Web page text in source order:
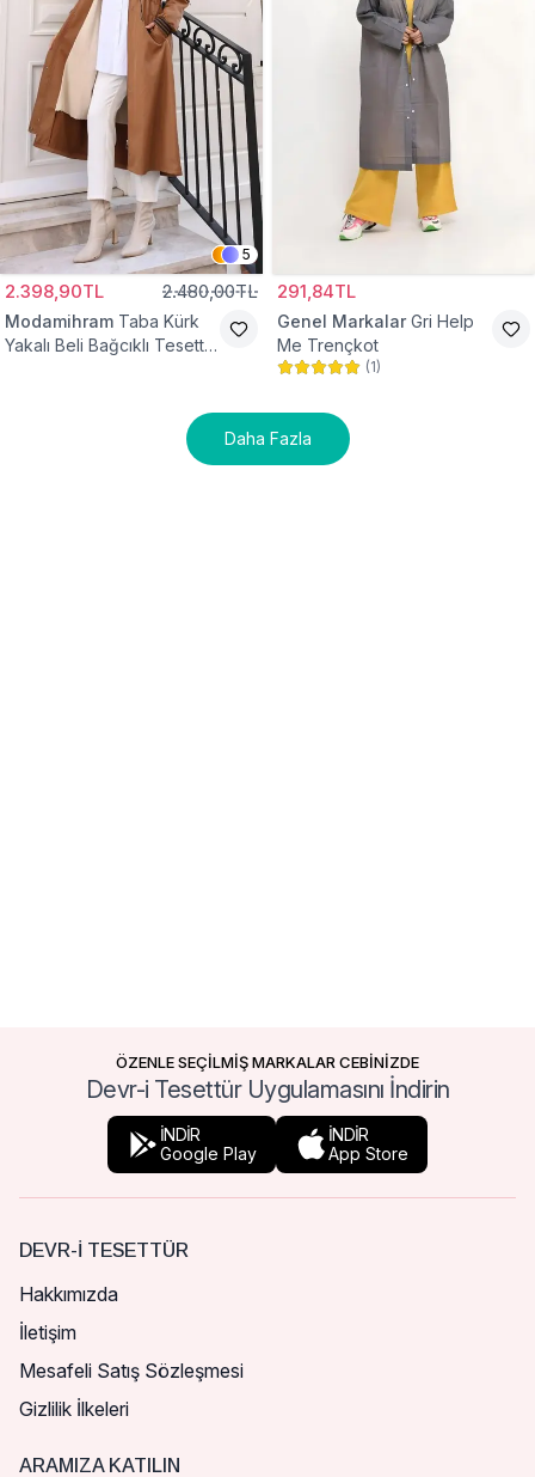
5
2.398,90TL 2.480,00TL
Modamihram Taba Kürk
Yakalı Beli Bağcıklı Tesettür
291,84TL
Genel Markalar Gri Help
Me Trençkot
(1)
Daha Fazla
ÖZENLE SEÇİLMİŞ MARKALAR CEBİNİZDE
Devr-i Tesettür Uygulamasını İndirin
İNDİR
Google Play
İNDİR
App Store
DEVR-I TESETTÜR
Hakkımızda
İletişim
Mesafeli Satış Sözleşmesi
Gizlilik İlkeleri
ARAMIZA KATILIN